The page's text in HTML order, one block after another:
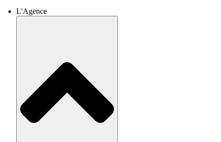
L'Agence